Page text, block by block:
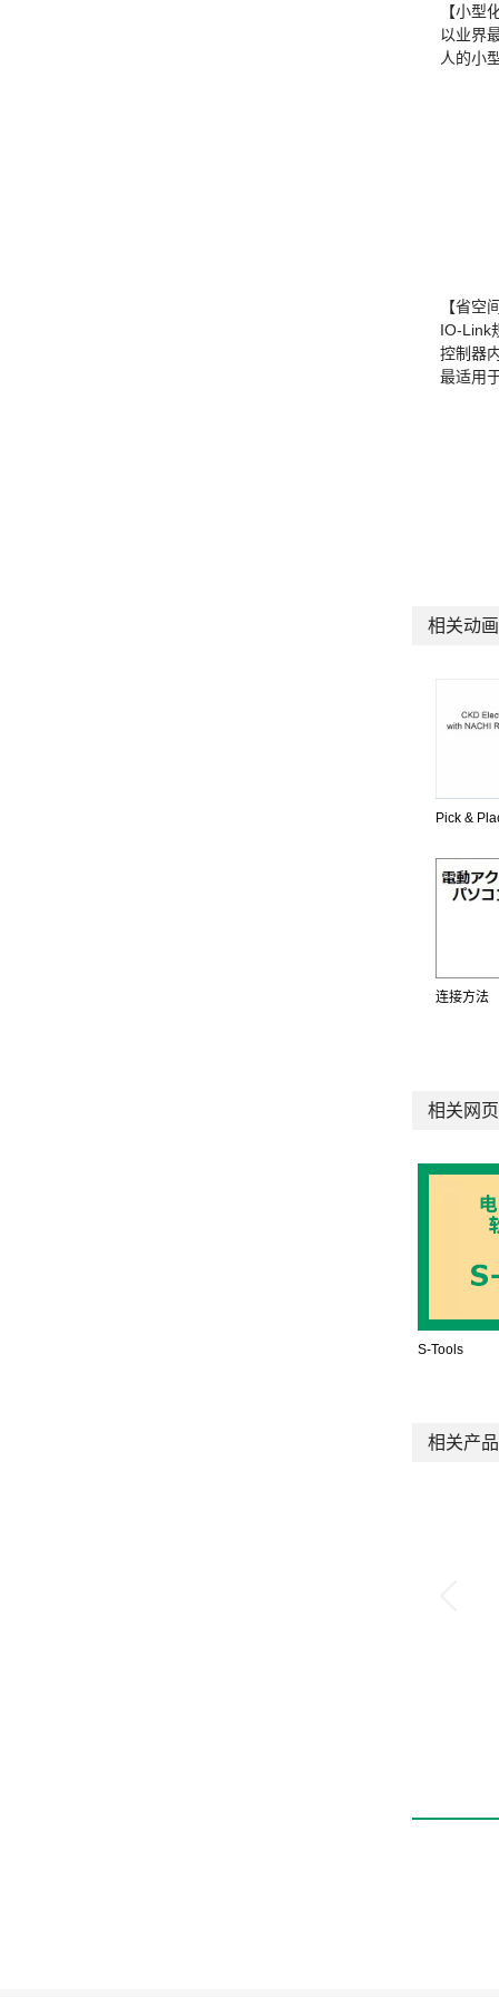
【小型
以业界
人的小
【省空
IO-Link
控制器
最适用
相关动画
Pick &
连接方法
相关网页
S-Tools
相关产品